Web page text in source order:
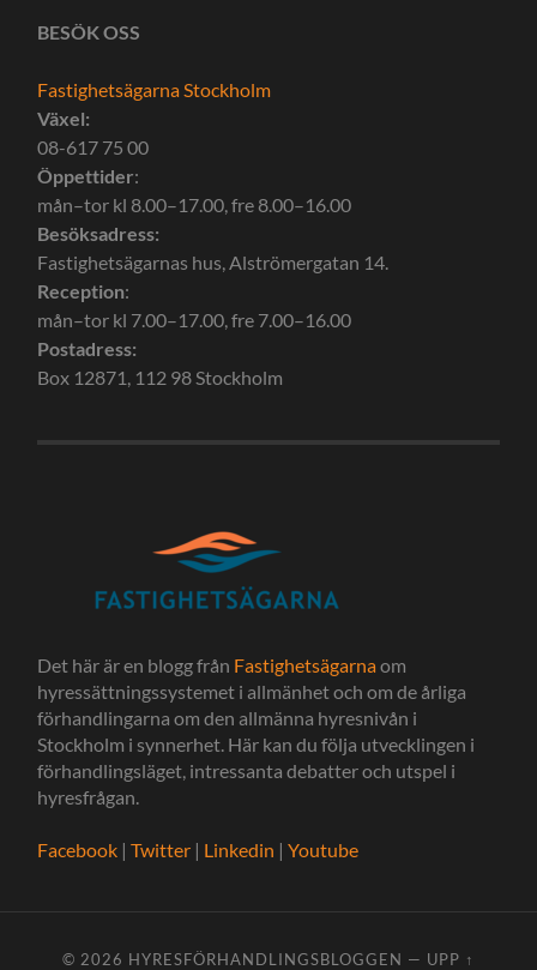
BESÖK OSS
Fastighetsägarna Stockholm
Växel:
08-617 75 00
Öppettider:
mån–tor kl 8.00–17.00, fre 8.00–16.00
Besöksadress:
Fastighetsägarnas hus, Alströmergatan 14.
Reception:
mån–tor kl 7.00–17.00, fre 7.00–16.00
Postadress:
Box 12871, 112 98 Stockholm
Det här är en blogg från Fastighetsägarnaom
hyressättningssystemet i allmänhet och om de årliga
förhandlingarna om den allmänna hyresnivån i
Stockholm i synnerhet. Här kan du följa utvecklingen i
förhandlingsläget, intressanta debatter och utspel i
hyresfrågan.
Facebook |Twitter | Linkedin |Youtube
© 2026 HYRESFÖRHANDLINGSBLOGGEN — UPP ↑